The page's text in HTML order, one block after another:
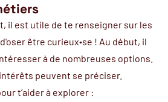
il est utile de te renseigner sur les
être curieux∙se ! Au début, il
à de nombreuses options.
peuvent se préciser.
t’aider à explorer :